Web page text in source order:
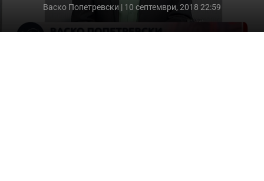
Васко Попетревски | 10 септември, 2018 22:59